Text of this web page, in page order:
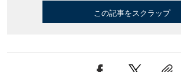
この記事をスクラップ